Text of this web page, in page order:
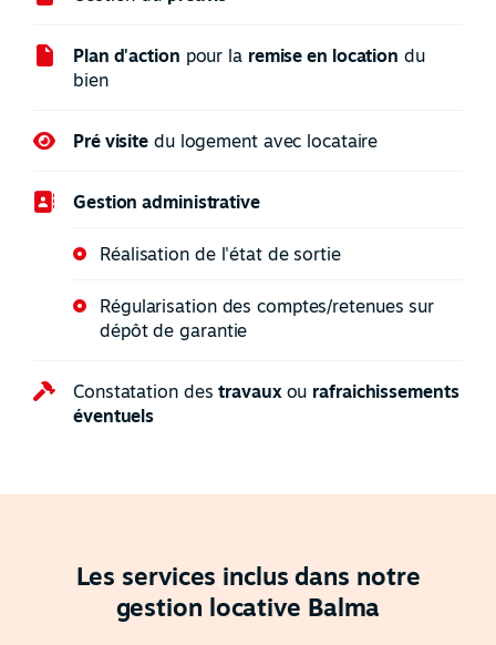
Plan d'action pour la remise en location du
bien
Pré visite du logement avec locataire
Gestion administrative
Réalisation de l'état de sortie
Régularisation des comptes/retenues sur
dépôt de garantie
Constatation destravauxou rafraichissements
éventuels
Les services inclus dans notre
gestion locative Balma